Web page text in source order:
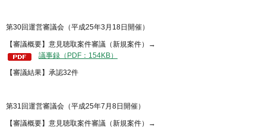
第30回運営審議会（平成25年3月18日開催）
【審議概要】意見聴取案件審議（新規案件）→
議事録（PDF：154KB）
【審議結果】承認32件
第31回運営審議会（平成25年7月8日開催）
【審議概要】意見聴取案件審議（新規案件）→